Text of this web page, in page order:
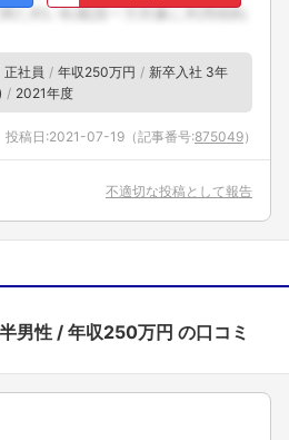
正社員 年収250万円
新卒入社 3年
2021年度
投稿日:2021-07-19 （記事番号:875049）
不適切な投稿として報告
男性 年収250万円 の口コミ